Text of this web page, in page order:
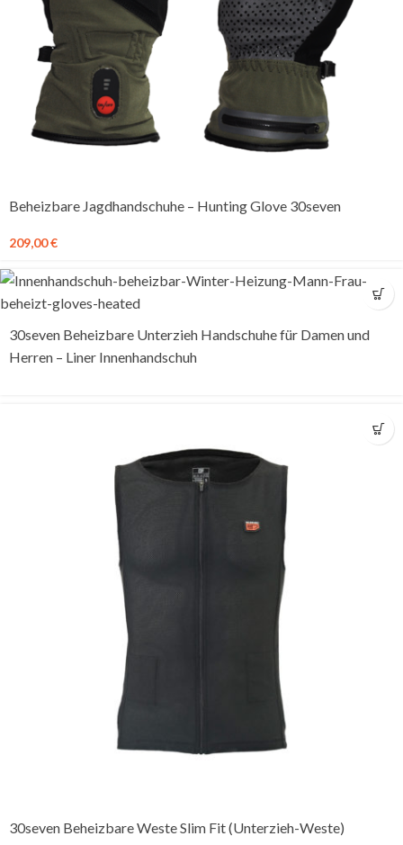
Beheizbare Jagdhandschuhe – Hunting Glove 30seven
209,00€
30seven Beheizbare Unterzieh Handschuhe für Damen und
Herren – Liner Innenhandschuh
30seven Beheizbare Weste Slim Fit (Unterzieh-Weste)